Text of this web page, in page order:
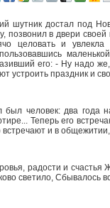
шутник достал под
позвонил в двери
целовать и
его: - Ну надо
устроить праздник и
был человек: два года
Теперь его
встречают и в
радости и
светило, Сбывалось